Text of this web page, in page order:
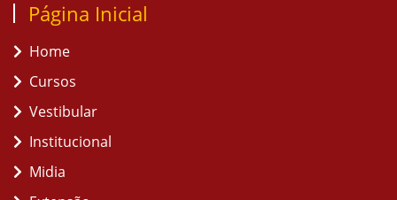
Página Inicial
Home
Cursos
Vestibular
Institucional
Midia